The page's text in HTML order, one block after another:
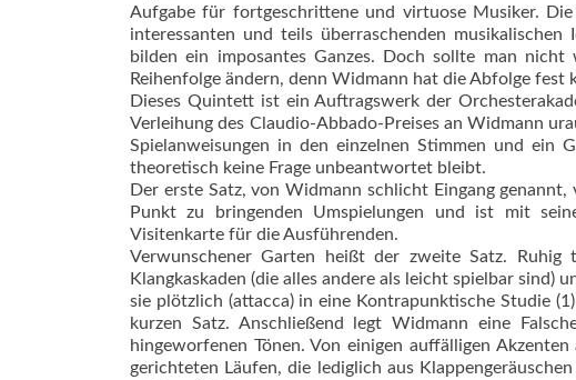
Aufgabe für fortgeschrittene und virtuose Musiker.
interessanten und teils überraschenden
bilden ein imposantes Ganzes. Doch sollte man
Reihenfolge ändern, denn Widmann hat die Abfolge fest
Dieses Quintett ist ein Auftragswerk der
Verleihung des Claudio-Abbado-Preises an Widmann
Spielanweisungen in den einzelnen Stimmen und ein
theoretisch keine Frage unbeantwortet bleibt.
Der erste Satz, von Widmann schlicht Eingang
Punkt zu bringenden Umspielungen und ist mit
Visitenkarte für die Ausführenden.
Verwunschener Garten heißt der zweite Satz.
Klangkaskaden (die alles andere als leicht spielbar
sie plötzlich (attacca) in eine Kontrapunktische Studie
kurzen Satz. Anschließend legt Widmann eine
hingeworfenen Tönen. Von einigen auffälligen
gerichteten Läufen, die lediglich aus